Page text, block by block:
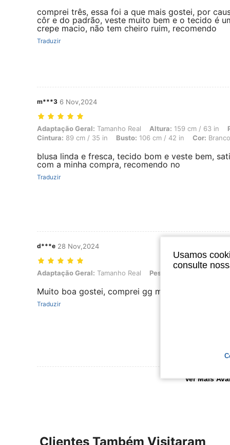
comprei três, essa foi a que mais gostei, por
côr e do padrão, veste muito bem e o tecido é
crepe macio, não tem cheiro ruim, recomendo
Traduzir
m***3 6 Nov,2024
Adaptação Geral: Tamanho Real, Altura: 159 cm / 63 in, Peso: 64
Adaptação Geral: Tamanho Real Altura: 159 cm / 63 in
Cintura: 89 cm / 35 in Busto: 106 cm / 42 in Cor: Branco
blusa linda e fresca, tecido bom e veste bem,
com a minha compra, recomendo no
Traduzir
d***e 28 Nov,2024
Adaptação Geral: Tamanho Real, Peso: 78 kg / 172 lbs, Cor: Azul
Adaptação Geral: Tamanho Real Peso:
Muito boa gostei, comprei gg mei busto e 48 deu
Traduzir
Ver Mais
Clientes Também Visitaram
Usamos
consulte